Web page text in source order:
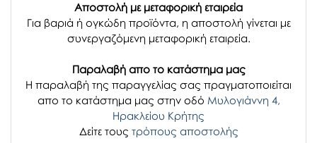
Αποστολή με μεταφορική εταιρεία
Για βαριά ή ογκώδη προϊόντα, η αποστολή γίνεται με
συνεργαζόμενη μεταφορική εταιρεία.
Παραλαβή απο το κατάστημα μας
H παραλαβή της παραγγελίας σας πραγματοποιείται
απο το κατάστημα μας στην οδό Μυλογιάννη 4,
Ηρακλείου Κρήτης
Δείτε τους τρόπους αποστολής